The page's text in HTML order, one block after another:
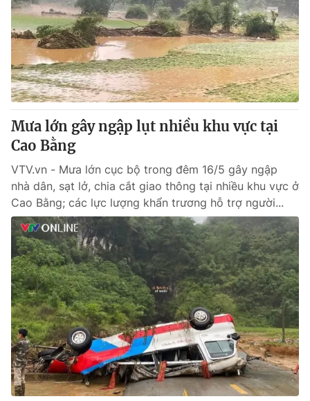
® Cấm sao chép dưới mọi hình thức nếu không có sự chấp
thuận bằng văn bản. Ghi rõ nguồn VTV.vn khi phát hành lại
thông tin từ website này.
Mưa lớn gây ngập lụt nhiều khu vực tại
Cao Bằng
VTV.vn - Mưa lớn cục bộ trong đêm 16/5 gây ngập
nhà dân, sạt lở, chia cắt giao thông tại nhiều khu vực ở
Cao Bằng; các lực lượng khẩn trương hỗ trợ người...